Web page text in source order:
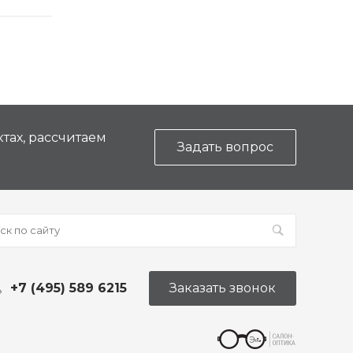
рассчитаем
Задать вопрос
+7 (495) 589 6215 Заказать звонок